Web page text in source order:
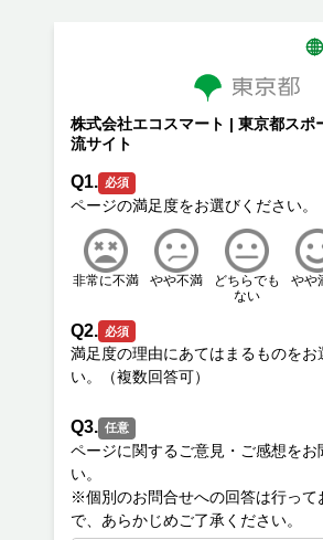
株式会社エコスマート | 東京都スポ
流サイト
Q1. 必須
非常に不満 やや不満
どちらでも
ない
やや
Q2. 必須
満足度の理由にあてはまるものをお
Q3. 任意
ページに関するご意見・ご感想をお
い。
※個別のお問合せへの回答は行って